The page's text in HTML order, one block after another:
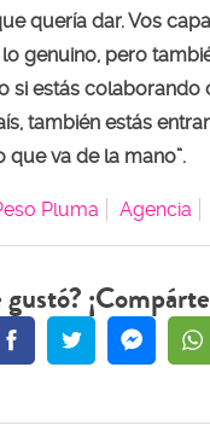
quería dar. Vos
genuino, pero
si estás colaborando
también estás
que va de la mano”.
Pluma Agencia
gustó?